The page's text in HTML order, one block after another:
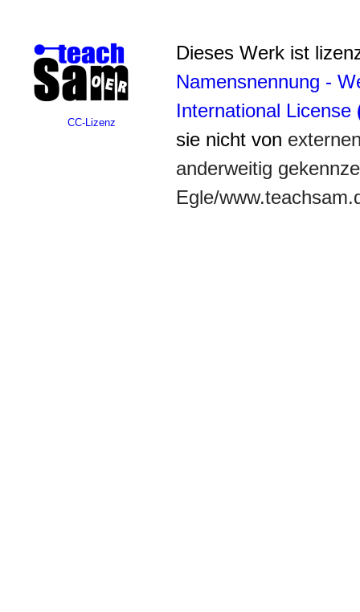
CC-Lizenz
Dieses Werk ist
Namensnennung -
International License
sie nicht von
anderweitig
Egle/